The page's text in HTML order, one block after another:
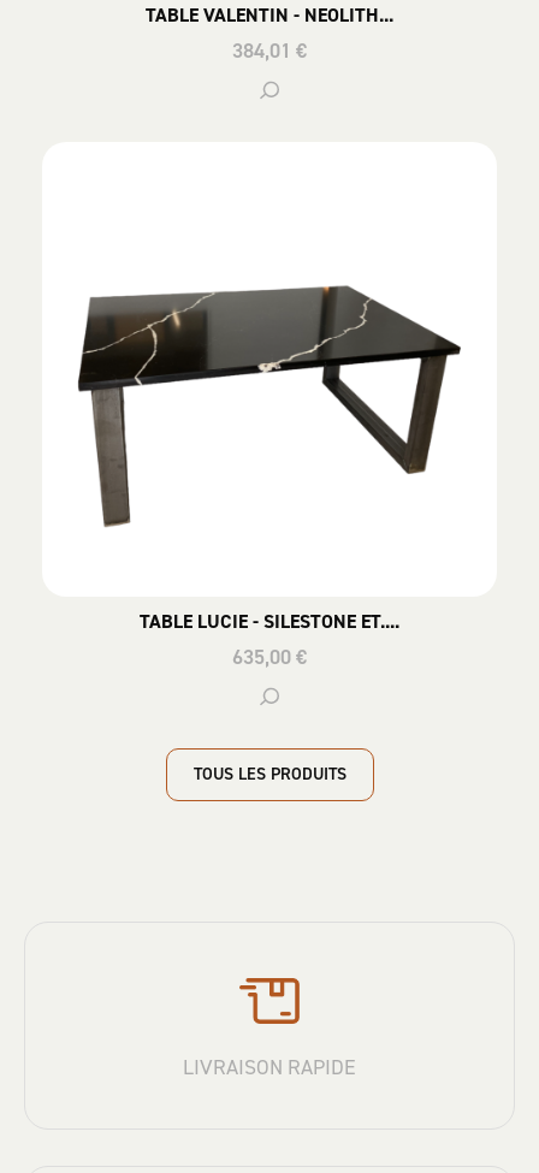
TABLE VALENTIN - NEOLITH...
384,01 €
TABLE LUCIE - SILESTONE ET....
635,00 €
TOUS LES PRODUITS
LIVRAISON RAPIDE